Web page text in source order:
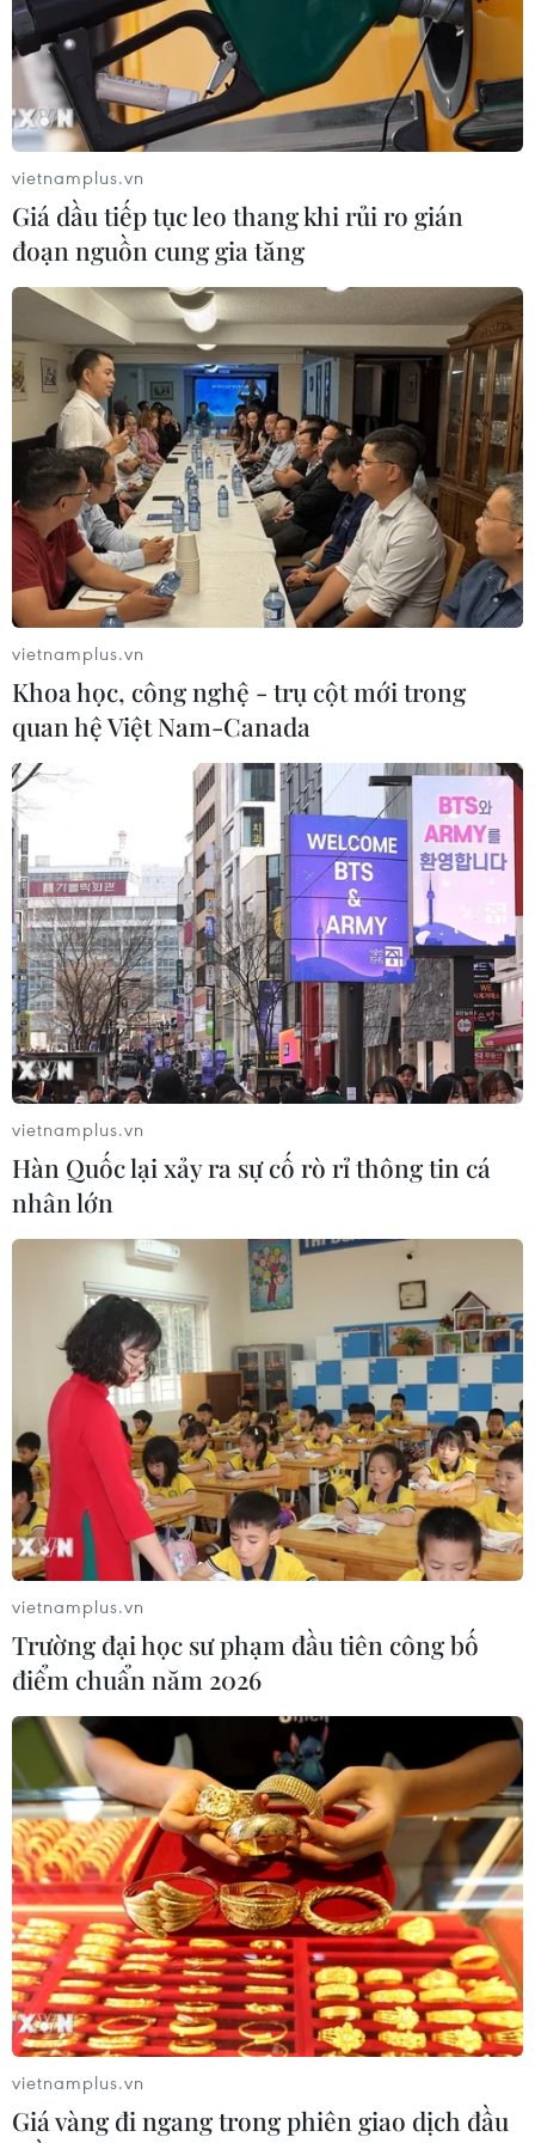
vietnamplus.vn
Giá dầu tiếp tục leo thang khi rủi ro gián
đoạn nguồn cung gia tăng
vietnamplus.vn
Khoa học, công nghệ - trụ cột mới trong
quan hệ Việt Nam-Canada
vietnamplus.vn
Hàn Quốc lại xảy ra sự cố rò rỉ thông tin cá
nhân lớn
vietnamplus.vn
Trường đại học sư phạm đầu tiên công bố
điểm chuẩn năm 2026
vietnamplus.vn
Giá vàng đi ngang trong phiên giao dịch đầu